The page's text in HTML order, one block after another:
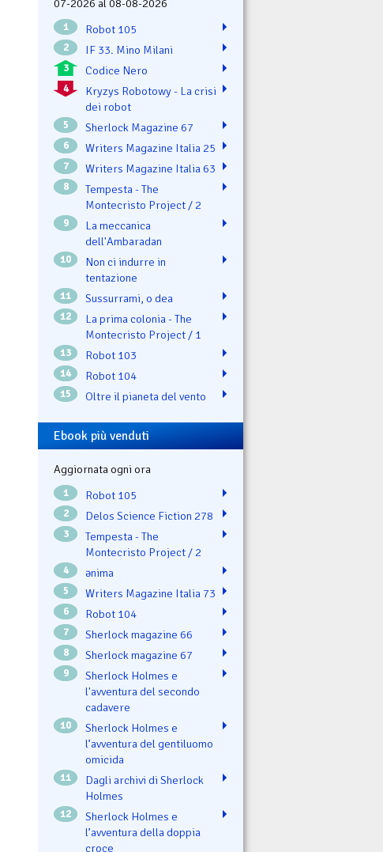
07-2026 al 08-08-2026
1 Robot 105
2 IF 33. Mino Milani
3 Codice Nero
4
Kryzys Robotowy - La crisi
dei robot
5 Sherlock Magazine 67
6 Writers Magazine Italia 25
7 Writers Magazine Italia 63
8
Tempesta - The
Montecristo Project / 2
9
La meccanica
dell'Ambaradan
10
Non ci indurre in
tentazione
11 Sussurrami, o dea
12
La prima colonia - The
Montecristo Project / 1
13 Robot 103
14 Robot 104
15 Oltre il pianeta del vento
Ebook più venduti
Aggiornata ogni ora
1 Robot 105
2 Delos Science Fiction 278
3
Tempesta - The
Montecristo Project / 2
4 ənima
5 Writers Magazine Italia 73
6 Robot 104
7 Sherlock magazine 66
8 Sherlock magazine 67
9
Sherlock Holmes e
l'avventura del secondo
cadavere
10
Sherlock Holmes e
l’avventura del gentiluomo
omicida
11
Dagli archivi di Sherlock
Holmes
12
Sherlock Holmes e
l’avventura della doppia
croce